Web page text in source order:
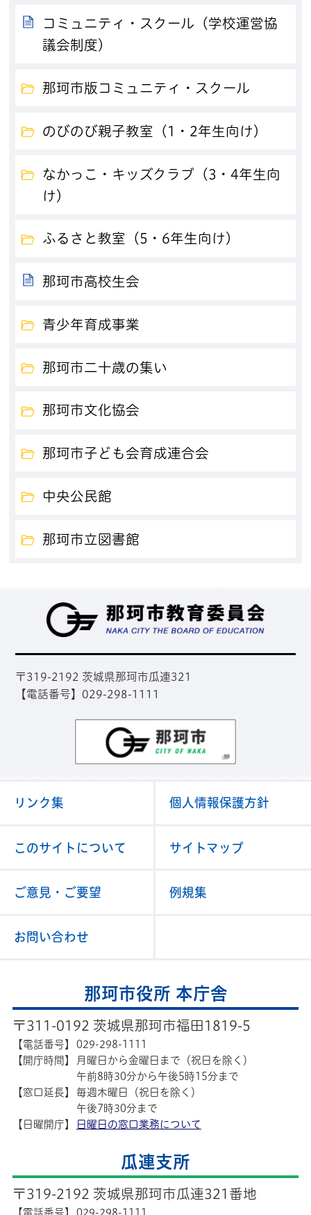
コミュニティ・スクール（学校運営協
議会制度）
那珂市版コミュニティ・スクール
のびのび親子教室（1・2年生向け）
なかっこ・キッズクラブ（3・4年生向
け）
ふるさと教室（5・6年生向け）
那珂市高校生会
青少年育成事業
那珂市二十歳の集い
那珂市文化協会
那珂市子ども会育成連合会
中央公民館
那珂市立図書館
〒319-2192 茨城県那珂市瓜連321
【電話番号】029-298-1111
リンク集 個人情報保護方針
このサイトについて サイトマップ
ご意見・ご要望 例規集
お問い合わせ
那珂市役所 本庁舎
〒311-0192 茨城県那珂市福田1819-5
【電話番号】
029-298-1111
【開庁時間】
月曜日から金曜日まで（祝日を除く）
午前8時30分から午後5時15分まで
【窓口延長】
毎週木曜日（祝日を除く）
午後7時30分まで
【日曜開庁】
日曜日の窓口業務について
瓜連支所
〒319-2192 茨城県那珂市瓜連321番地
【電話番号】 029-298-1111